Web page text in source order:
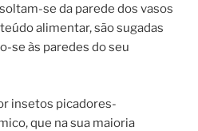
se da parede dos vasos
alimentar, são sugadas
se às paredes do seu
insetos picadores-
que na sua maioria